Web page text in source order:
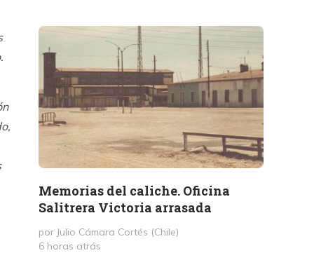
Memorias del caliche. Oficina
Salitrera Victoria arrasada
por Julio Cámara Cortés (Chile)
6 horas atrás